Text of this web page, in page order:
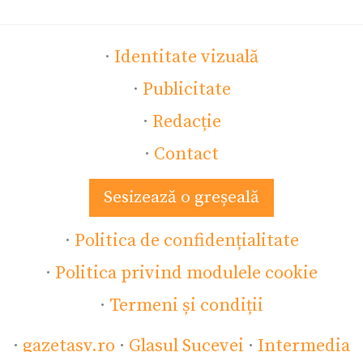
· Identitate vizuală
· Publicitate
· Redacție
· Contact
Sesizează o greșeală
· Politica de confidențialitate
· Politica privind modulele cookie
· Termeni și condiții
· gazetasv.ro · Glasul Sucevei · Intermedia